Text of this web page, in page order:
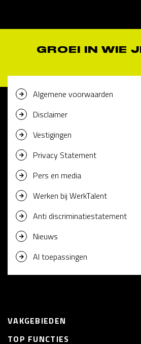
GROEI IN WIE
Algemene voorwaarden
Disclaimer
Vestigingen
Privacy Statement
Pers en media
Werken bij WerkTalent
Anti discriminatiestatement
Nieuws
AI toepassingen
VAKGEBIEDEN
TOP FUNCTIES